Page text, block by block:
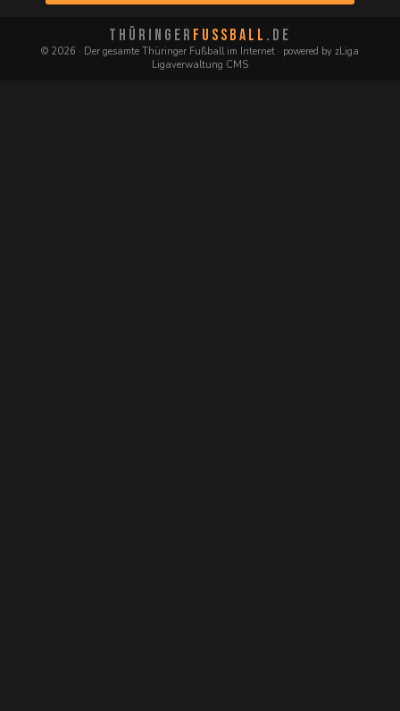
THÜRINGER FUSSBALL .DE
© 2026 · Der gesamte Thüringer Fußball im Internet · powered by zLiga
Ligaverwaltung CMS